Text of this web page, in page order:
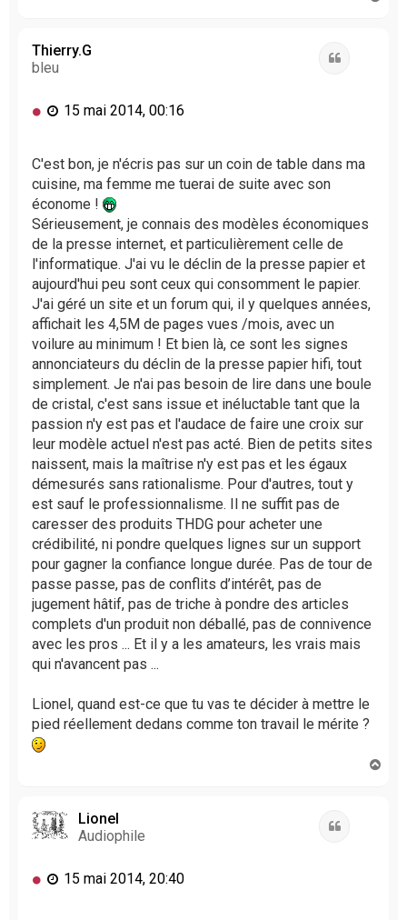
Thierry.G
bleu
M
s
a
e
n
o
n
l
u
15 mai 2014, 00:16
C'est bon, je n'écris pas sur un coin de table dans ma
cuisine, ma femme me tuerai de suite avec son
économe !
Sérieusement, je connais des modèles économiques
de la presse internet, et particulièrement celle de
l'informatique. J'ai vu le déclin de la presse papier et
aujourd'hui peu sont ceux qui consomment le papier.
J'ai géré un site et un forum qui, il y quelques années,
affichait les 4,5M de pages vues /mois, avec un
voilure au minimum ! Et bien là, ce sont les signes
annonciateurs du déclin de la presse papier hifi, tout
simplement. Je n'ai pas besoin de lire dans une boule
de cristal, c'est sans issue et inéluctable tant que la
passion n'y est pas et l'audace de faire une croix sur
leur modèle actuel n'est pas acté. Bien de petits sites
naissent, mais la maîtrise n'y est pas et les égaux
démesurés sans rationalisme. Pour d'autres, tout y
est sauf le professionnalisme. Il ne suffit pas de
caresser des produits THDG pour acheter une
crédibilité, ni pondre quelques lignes sur un support
pour gagner la confiance longue durée. Pas de tour de
passe passe, pas de conflits d’intérêt, pas de
jugement hâtif, pas de triche à pondre des articles
complets d'un produit non déballé, pas de connivence
avec les pros ... Et il y a les amateurs, les vrais mais
qui n'avancent pas ...
Lionel, quand est-ce que tu vas te décider à mettre le
pied réellement dedans comme ton travail le mérite ?
Lionel
Audiophile
M 15 mai 2014, 20:40